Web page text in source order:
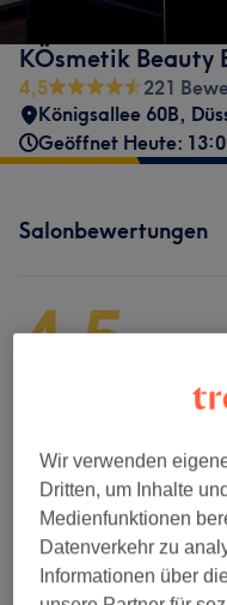
KÖsmetik Beauty
4,5
221
Königsallee 60B,
Geöffnet Heute:
Salonbewertungen
4,5
Sauberkeit
Service
Wir verwenden
Dritten, um Inhalte
Medienfunktionen
Datenverkehr zu
Informationen über